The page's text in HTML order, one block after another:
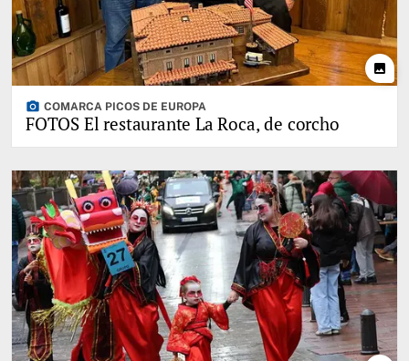
photo
photo_camera COMARCA PICOS DE EUROPA
FOTOS El restaurante La Roca, de corcho